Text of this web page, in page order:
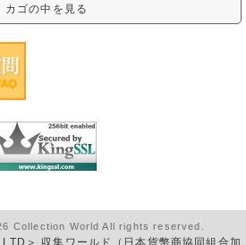
カゴの中を見る
Collection World All rights reserved.
＞ 収集ワールド（日本貨幣商協同組合加